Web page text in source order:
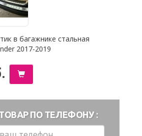
в багажнике стальная
2017-2019
ПО ТЕЛЕФОНУ :